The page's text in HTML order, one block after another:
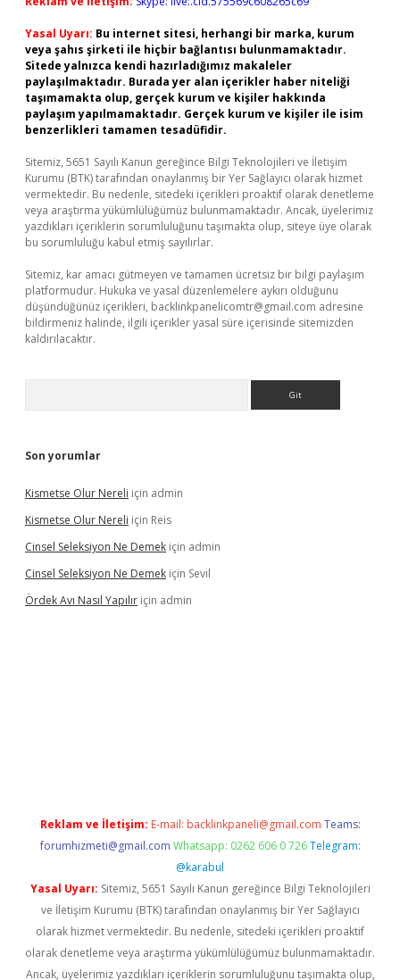
Yasal Uyarı: Bu internet sitesi, herhangi bir marka, kurum
veya şahıs şirketi ile hiçbir bağlantısı bulunmamaktadır.
Sitede yalnızca kendi hazırladığımız makaleler
paylaşılmaktadır. Burada yer alan içerikler haber niteliği
taşımamakta olup, gerçek kurum ve kişiler hakkında
paylaşım yapılmamaktadır. Gerçek kurum ve kişiler ile isim
benzerlikleri tamamen tesadüfidir.
Sitemiz, 5651 Sayılı Kanun gereğince Bilgi Teknolojileri ve İletişim
Kurumu (BTK) tarafından onaylanmış bir Yer Sağlayıcı olarak hizmet
vermektedir. Bu nedenle, sitedeki içerikleri proaktif olarak denetleme
veya araştırma yükümlülüğümüz bulunmamaktadır. Ancak, üyelerimiz
yazdıkları içeriklerin sorumluluğunu taşımakta olup, siteye üye olarak
bu sorumluluğu kabul etmiş sayılırlar.
Sitemiz, kar amacı gütmeyen ve tamamen ücretsiz bir bilgi paylaşım
platformudur. Hukuka ve yasal düzenlemelere aykırı olduğunu
düşündüğünüz içerikleri, backlinkpanelicomtr@gmail.com adresine
bildirmeniz halinde, ilgili içerikler yasal süre içerisinde sitemizden
kaldırılacaktır.
Son yorumlar
Kismetse Olur Nereli için admin
Kismetse Olur Nereli için Reis
Cinsel Seleksiyon Ne Demek için admin
Cinsel Seleksiyon Ne Demek için Sevil
Ördek Avı Nasıl Yapılır için admin
Reklam ve İletişim: E-mail: backlinkpaneli@gmail.com Teams:
forumhizmeti@gmail.com Whatsapp: 0262 606 0 726 Telegram:
@karabul
Yasal Uyarı: Sitemiz, 5651 Sayılı Kanun gereğince Bilgi Teknolojileri
ve İletişim Kurumu (BTK) tarafından onaylanmış bir Yer Sağlayıcı
olarak hizmet vermektedir. Bu nedenle, sitedeki içerikleri proaktif
olarak denetleme veya araştırma yükümlülüğümüz bulunmamaktadır.
Ancak, üyelerimiz yazdıkları içeriklerin sorumluluğunu taşımakta olup,